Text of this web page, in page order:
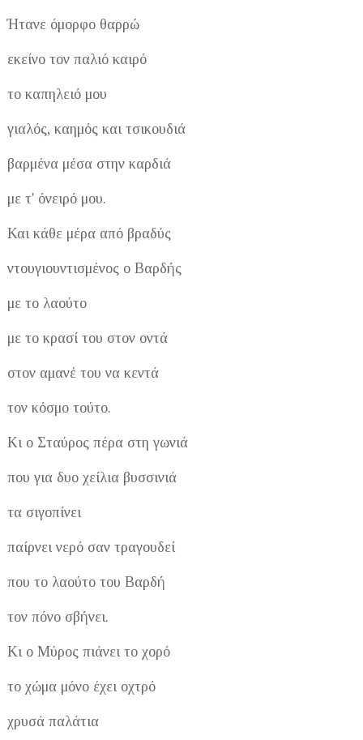
Ήτανε όμορφο θαρρώ
εκείνο τον παλιό καιρό
το καπηλειό μου
γιαλός, καημός και τσικουδιά
βαρμένα μέσα στην καρδιά
με τ' όνειρό μου.
Και κάθε μέρα από βραδύς
ντουγιουντισμένος ο Βαρδής
με το λαούτο
με το κρασί του στον οντά
στον αμανέ του να κεντά
τον κόσμο τούτο.
Κι ο Σταύρος πέρα στη γωνιά
που για δυο χείλια βυσσινιά
τα σιγοπίνει
παίρνει νερό σαν τραγουδεί
που το λαούτο του Βαρδή
τον πόνο σβήνει.
Κι ο Μύρος πιάνει το χορό
το χώμα μόνο έχει οχτρό
χρυσά παλάτια